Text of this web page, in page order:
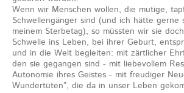
Wenn wir Menschen wollen, die mutige,
Schwellengänger sind (und ich hätte gerne
meinem Sterbetag), so müssten wir sie
Schwelle ins Leben, bei ihrer Geburt,
und in die Welt begleiten: mit zärtlicher
den sie gegangen sind - mit liebevollem
Autonomie ihres Geistes - mit freudiger
Wundertüten”, die da in unser Leben